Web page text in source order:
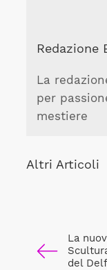
Redazione
La
per
mestiere
Altri Articoli
La
del